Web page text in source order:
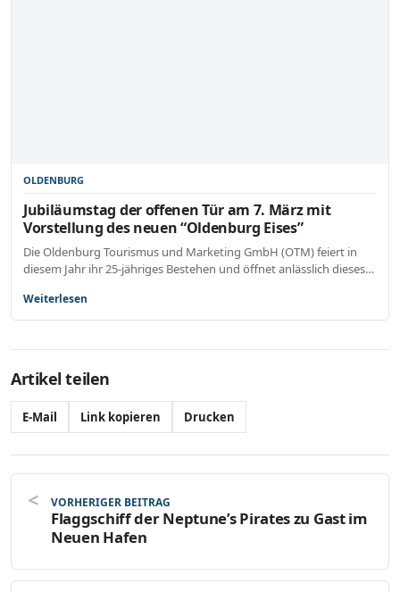
OLDENBURG
Jubiläumstag der offenen Tür am 7. März mit
Vorstellung des neuen “Oldenburg Eises”
Die Oldenburg Tourismus und Marketing GmbH (OTM) feiert in
diesem Jahr ihr 25-jähriges Bestehen und öffnet anlässlich dieses…
Weiterlesen
Artikel teilen
E-Mail Link kopieren Drucken
VORHERIGER BEITRAG
Flaggschiff der Neptune’s Pirates zu Gast im
Neuen Hafen